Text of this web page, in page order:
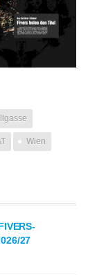
Wien
27